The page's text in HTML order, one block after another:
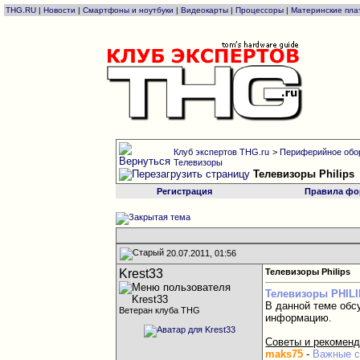
THG.RU | Новости | Смартфоны и ноутбуки | Видеокарты | Процессоры | Материнские
Клуб экспертов THG.ru >Периферийное
Телевизоры
Телевизоры Philips
Регистрация Правила
20.07.2011, 01:56
Krest33
Ветеран клуба THG
Телевизоры Philips
Телевизоры
В данной теме
информацию.
Советы и
maks75 - Важные